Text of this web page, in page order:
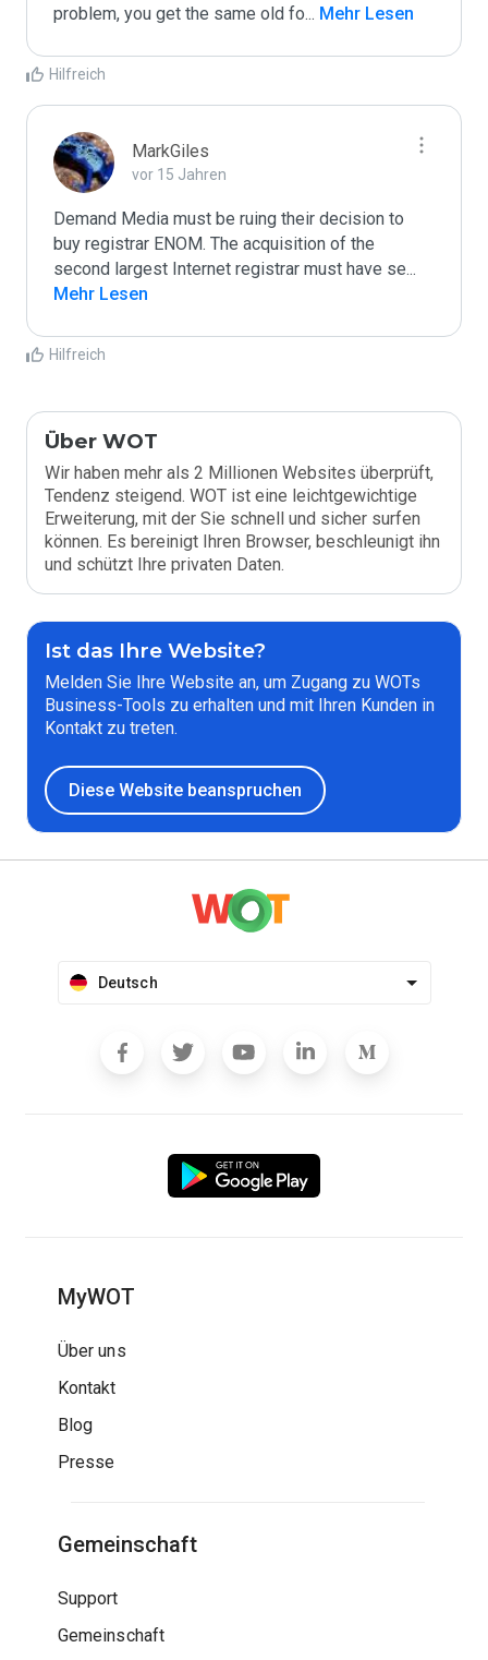
problem, you get the same old fo... Mehr Lesen
Hilfreich
MarkGiles
vor 15 Jahren
Demand Media must be ruing their decision to
buy registrar ENOM. The acquisition of the
second largest Internet registrar must have se...
Mehr Lesen
Hilfreich
Über WOT
Wir haben mehr als 2 Millionen Websites überprüft,
Tendenz steigend. WOT ist eine leichtgewichtige
Erweiterung, mit der Sie schnell und sicher surfen
können. Es bereinigt Ihren Browser, beschleunigt ihn
und schützt Ihre privaten Daten.
Ist das Ihre Website?
Melden Sie Ihre Website an, um Zugang zu WOTs
Business-Tools zu erhalten und mit Ihren Kunden in
Kontakt zu treten.
Diese Website beanspruchen
Deutsch
MyWOT
Über uns
Kontakt
Blog
Presse
Gemeinschaft
Support
Gemeinschaft